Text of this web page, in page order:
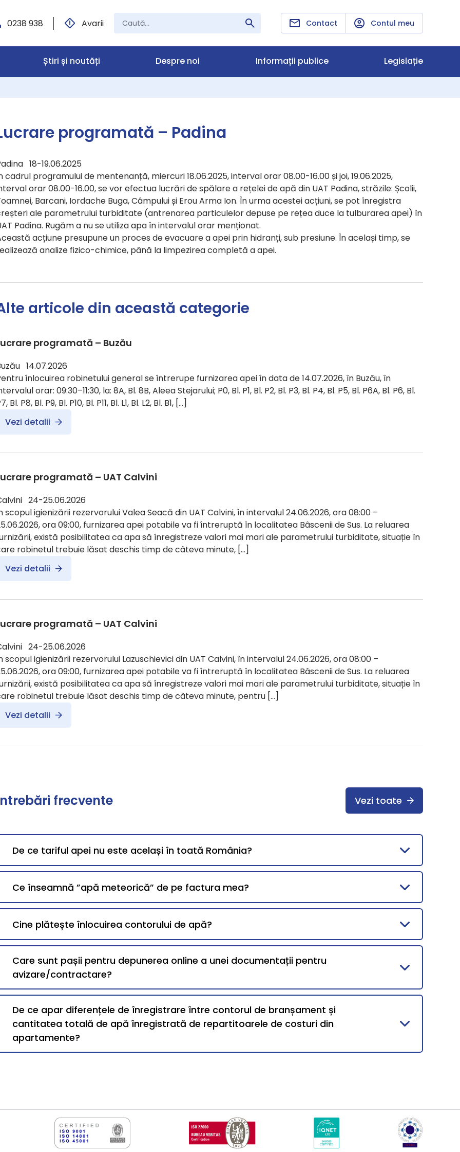
0238 938 Avarii Contact Contul meu
Știri și noutăți Despre noi Informații publice Legislație
programată – Padina
18-19.06.2025
cadrul programului de mentenanță, miercuri 18.06.2025, interval orar 08.00-16.00 și joi, 19.06.2025,
orar 08.00-16.00, se vor efectua lucrări de spălare a rețelei de apă din UAT Padina, străzile: Școlii,
Barcani, Iordache Buga, Câmpului și Erou Arma Ion. În urma acestei acțiuni, se pot înregistra
ale parametrului turbiditate (antrenarea particulelor depuse pe rețea duce la tulburarea apei) în
Padina. Rugăm a nu se utiliza apa în intervalul orar menționat.
acțiune presupune un proces de evacuare a apei prin hidranți, sub presiune. În același timp, se
analize fizico-chimice, până la limpezirea completă a apei.
articole din această categorie
programată – Buzău
14.07.2026
înlocuirea robinetului general se întrerupe furnizarea apei în data de 14.07.2026, în Buzău, în
orar: 09:30–11:30, la: 8A, Bl. 8B, Aleea Stejarului; P0, Bl. P1, Bl. P2, Bl. P3, Bl. P4, Bl. P5, Bl. P6A, Bl. P6, Bl.
Bl. P8, Bl. P9, Bl. P10, Bl. P11, Bl. L1, Bl. L2, Bl. B1, […]
Vezi detalii
programată – UAT Calvini
24-25.06.2026
scopul igienizării rezervorului Valea Seacă din UAT Calvini, în intervalul 24.06.2026, ora 08:00 –
ora 09:00, furnizarea apei potabile va fi întreruptă în localitatea Bâscenii de Sus. La reluarea
există posibilitatea ca apa să înregistreze valori mai mari ale parametrului turbiditate, situație în
robinetul trebuie lăsat deschis timp de câteva minute, […]
Vezi detalii
programată – UAT Calvini
24-25.06.2026
scopul igienizării rezervorului Lazuschievici din UAT Calvini, în intervalul 24.06.2026, ora 08:00 –
ora 09:00, furnizarea apei potabile va fi întreruptă în localitatea Bâscenii de Sus. La reluarea
există posibilitatea ca apa să înregistreze valori mai mari ale parametrului turbiditate, situație în
robinetul trebuie lăsat deschis timp de câteva minute, pentru […]
Vezi detalii
frecvente Vezi toate
De ce tariful apei nu este același în toată România?
Ce înseamnă ”apă meteorică” de pe factura mea?
Cine plătește înlocuirea contorului de apă?
Care sunt pașii pentru depunerea online a unei documentații pentru
avizare/contractare?
De ce apar diferențele de înregistrare între contorul de branșament și
cantitatea totală de apă înregistrată de repartitoarele de costuri din
apartamente?